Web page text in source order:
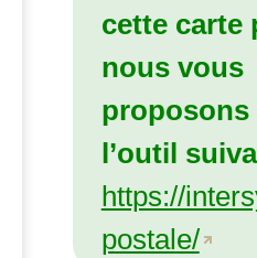
cette carte
nous vous
proposons
l’outil
https://
postale/